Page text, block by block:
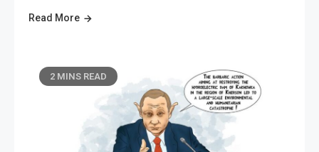
Read More
2 MINS READ